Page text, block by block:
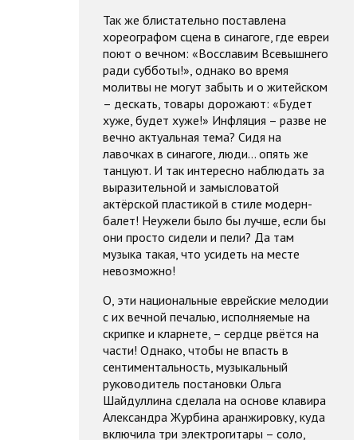
Так же блистательно поставлена
хореографом сцена в синагоге, где евреи
поют о вечном: «Восславим Всевышнего
ради субботы!», однако во время
молитвы не могут забыть и о житейском
– дескать, товары дорожают: «Будет
хуже, будет хуже!» Инфляция – разве не
вечно актуальная тема? Сидя на
лавочках в синагоге, люди… опять же
танцуют. И так интересно наблюдать за
выразительной и замысловатой
актёрской пластикой в стиле модерн-
балет! Неужели было бы лучше, если бы
они просто сидели и пели? Да там
музыка такая, что усидеть на месте
невозможно!
О, эти национальные еврейские мелодии
с их вечной печалью, исполняемые на
скрипке и кларнете, – сердце рвётся на
части! Однако, чтобы не впасть в
сентиментальность, музыкальный
руководитель постановки Ольга
Шайдуллина сделала на основе клавира
Александра Журбина аранжировку, куда
включила три электрогитары – соло,